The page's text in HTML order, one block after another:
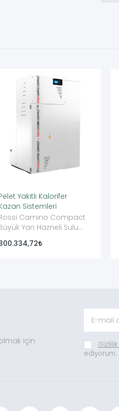
Pelet Yakıtlı Kalorifer
Kazan Sistemleri
Rossi Camıno Compact
Büyük Yan Hazneli Sulu
için
Gizlilik
ediyorum.